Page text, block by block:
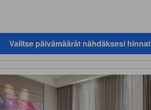
Valitse päivämäärät nähdäksesi hinnat